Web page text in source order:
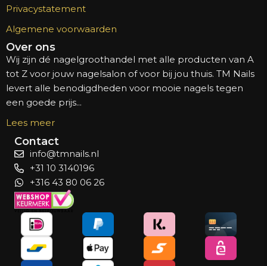
Privacystatement
Algemene voorwaarden
Over ons
Wij zijn dé nagelgroothandel met alle producten van A
tot Z voor jouw nagelsalon of voor bij jou thuis. TM Nails
levert alle benodigdheden voor mooie nagels tegen
een goede prijs...
Lees meer
Contact
info@tmnails.nl
+31 10 3140196
+316 43 80 06 26